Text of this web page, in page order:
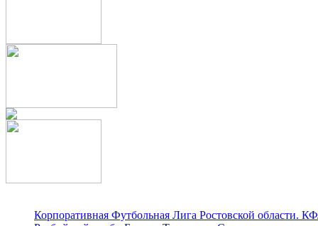
Корпоративная Футбольная Лига Ростовской области.